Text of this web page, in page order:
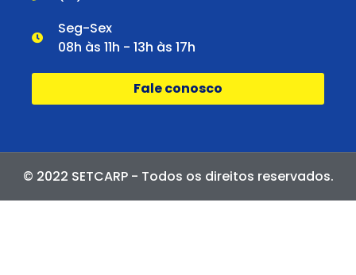
Seg-Sex
08h às 11h - 13h às 17h
Fale conosco
© 2022 SETCARP - Todos os direitos reservados.